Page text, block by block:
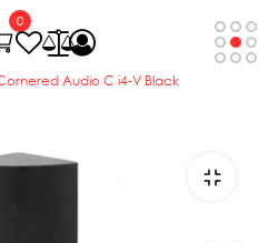
0
Audio C i4-V Black